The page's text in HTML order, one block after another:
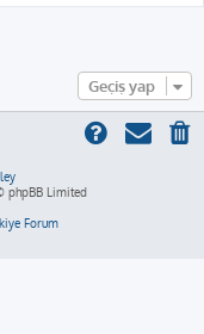
Geçiş yap
phpBB Limited
Forum